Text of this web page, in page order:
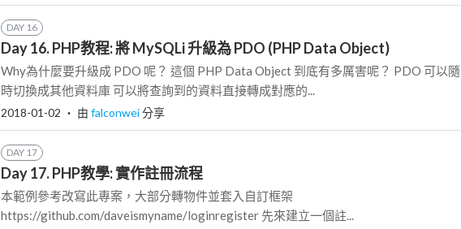
DAY 16
Day 16. PHP教程: 將 MySQLi 升級為 PDO (PHP Data Object)
Why為什麼要升級成 PDO 呢？ 這個 PHP Data Object 到底有多厲害呢？ PDO 可以隨
時切換成其他資料庫 可以將查詢到的資料直接轉成對應的...
2018-01-02 ‧ 由 falconwei分享
DAY 17
Day 17. PHP教學: 實作註冊流程
本範例參考改寫此專案，大部分轉物件並套入自訂框架
https://github.com/daveismyname/loginregister 先來建立一個註...